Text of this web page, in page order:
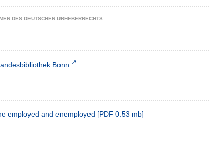
DES DEUTSCHEN URHEBERRECHTS.
Bonn
employed and enemployed [PDF 0.53 mb]